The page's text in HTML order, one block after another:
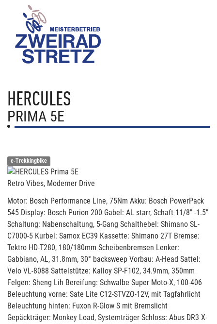
HERCULES
PRIMA 5E
e-Trekkingbike
Retro Vibes, Moderner Drive
Motor: Bosch Performance Line, 75Nm Akku: Bosch PowerPack
545 Display: Bosch Purion 200 Gabel: AL starr, Schaft 11/8" -1.5"
Schaltung: Nabenschaltung, 5-Gang Schalthebel: Shimano SL-
C7000-5 Kurbel: Samox EC39 Kassette: Shimano 27T Bremse:
Tektro HD-T280, 180/180mm Scheibenbremsen Lenker:
Gabbiano, AL, 31.8mm, 30° backsweep Vorbau: A-Head Sattel:
Velo VL-8088 Sattelstütze: Kalloy SP-F102, 34.9mm, 350mm
Felgen: Sheng Lih Bereifung: Schwalbe Super Moto-X, 100-406
Beleuchtung vorne: Sate Lite C12-STVZO-12V, mit Tagfahrlicht
Beleuchtung hinten: Fuxon R-Glow S mit Bremslicht
Gepäckträger: Monkey Load, Systemträger Schloss: Abus DR3 X-